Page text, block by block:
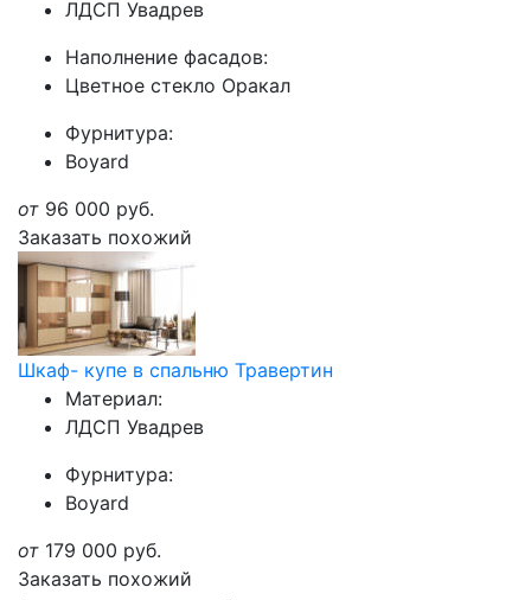
ЛДСП Увадрев
Наполнение фасадов:
Цветное стекло Оракал
Фурнитура:
Boyard
от 96 000 руб.
Заказать похожий
Шкаф- купе в спальню Травертин
Материал:
ЛДСП Увадрев
Фурнитура:
Boyard
от 179 000 руб.
Заказать похожий